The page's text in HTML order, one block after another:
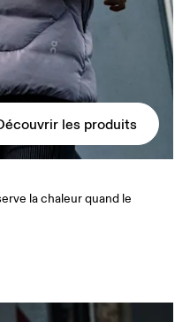
les produits
la chaleur quand le